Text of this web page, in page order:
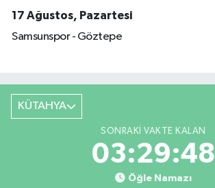
17 Ağustos, Pazartesi
Samsunspor - Göztepe
KÜTAHYA
SONRAKI VAKTE KALAN
03:29:47
Öğle Namazı